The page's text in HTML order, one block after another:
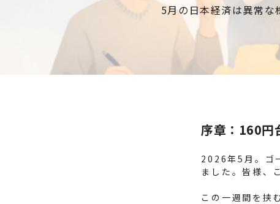
5月の日本経済は異常
序章：160円
2026年5月。ゴ
ました。皆様、
この一週間を挟